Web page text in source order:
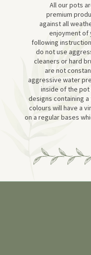
All our pots
premium
against all
enjoyment of
following
do not use
cleaners or hard
are not
aggressive water
inside of the pot
designs containing
colours will have a
on a regular bases